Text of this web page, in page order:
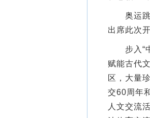
奥运跳
出席此次
步入“中
赋能古代
区，大量
交60周年
人文交流